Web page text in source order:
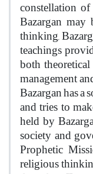
constellation
Bazargan
thinking,
teachings
both
management
Bazargan has
and tries to
held by
society and
Prophetic
religious